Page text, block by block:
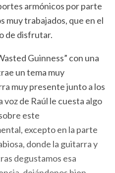
armónicos por parte
muy trabajados, que en el
de disfrutar.
Guinness” con una
un tema muy
muy presente junto a los
voz de Raúl le cuesta algo
este
excepto en la parte
donde la guitarra y
degustamos esa